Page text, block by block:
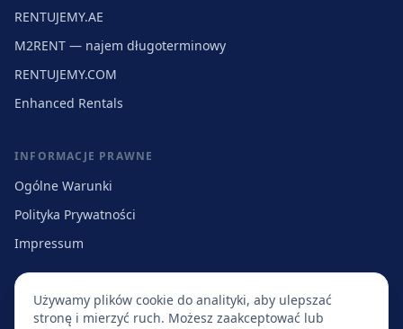
RENTUJEMY.AE
M2RENT — najem długoterminowy
RENTUJEMY.COM
Enhanced Rentals
INFORMACJE PRAWNE
Ogólne Warunki
Polityka Prywatności
Impressum
Obsługujemy: Warszawa·Kraków·Wrocław·Poznań·Łódź· Gdańsk
Używamy plików cookie do analityki, aby ulepszać
stronę i mierzyć ruch. Możesz zaakceptować lub